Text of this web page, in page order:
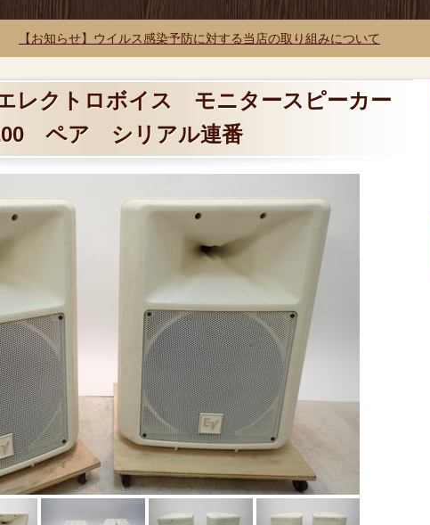
【お知らせ】ウイルス感染予防に対する当店の取り組みについて
レクトロボイス モニタースピーカー
ペア シリアル連番